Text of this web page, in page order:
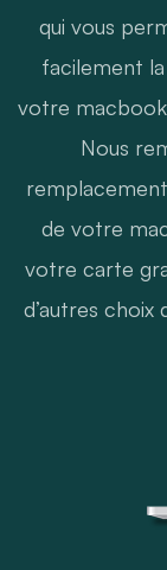
qui vous
facilement
votre
Nous
de votre
votre carte
d’autres